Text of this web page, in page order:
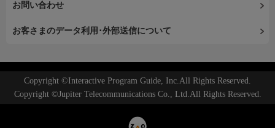
お問い合わせ
お客さまのデータ利用･外部送信について
Copyright ©Interactive Program Guide, Inc.All Rights Reserved.
Copyright ©Jupiter Telecommunications Co., Ltd.All Rights Reserved.